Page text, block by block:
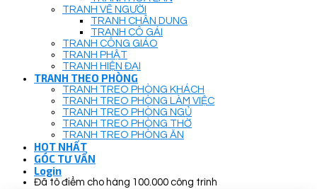
TRANH VẼ NGƯỜI
TRANH CHÂN DUNG
TRANH CÔ GÁI
TRANH CÔNG GIÁO
TRANH PHẬT
TRANH HIỆN ĐẠI
TRANH THEO PHÒNG
TRANH TREO PHÒNG KHÁCH
TRANH TREO PHÒNG LÀM VIỆC
TRANH TREO PHÒNG NGỦ
TRANH TREO PHÒNG THỜ
TRANH TREO PHÒNG ĂN
HOT NHẤT
GÓC TƯ VẤN
Login
Đã tô điểm cho hàng 100.000 công trình